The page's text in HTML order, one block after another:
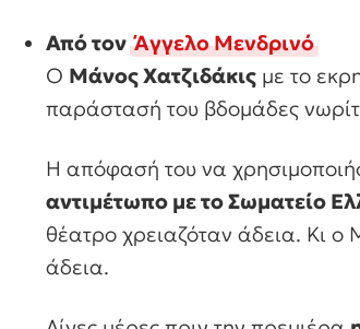
Από τονΆγγελο Μενδρινό
Ο Μάνος Χατζιδάκις με το
παράστασή του βδομάδες
Η απόφασή του να
αντιμέτωπο με το Σωματείο
θέατρο χρειαζόταν άδεια. Κι ο
άδεια.